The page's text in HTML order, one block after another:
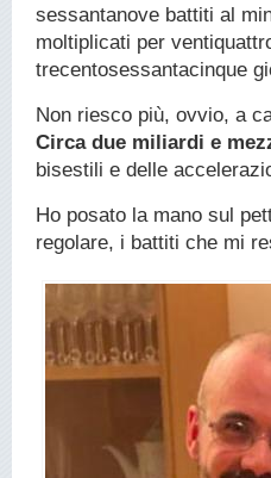
sessantanove battiti al
moltiplicati per
trecentosessantacinque
Non riesco più, ovvio, a
Circa due miliardi e
bisestili e delle
Ho posato la mano sul
regolare, i battiti che mi